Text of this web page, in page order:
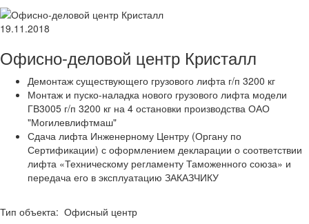
19.11.2018
Офисно-деловой центр Кристалл
Демонтаж существующего грузового лифта г/п 3200 кг
Монтаж и пуско-наладка нового грузового лифта модели
ГВ3005 г/п 3200 кг на 4 остановки производства ОАО
"Могилевлифтмаш"
Сдача лифта Инженерному Центру (Органу по
Сертификации) с оформлением декларации о соответствии
лифта «Техническому регламенту Таможенного союза» и
передача его в эксплуатацию ЗАКАЗЧИКУ
Тип объекта: Офисный центр